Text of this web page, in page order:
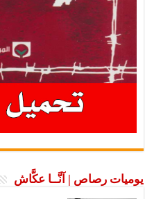
يوميات رصاص | آنَّــا عكَّاش